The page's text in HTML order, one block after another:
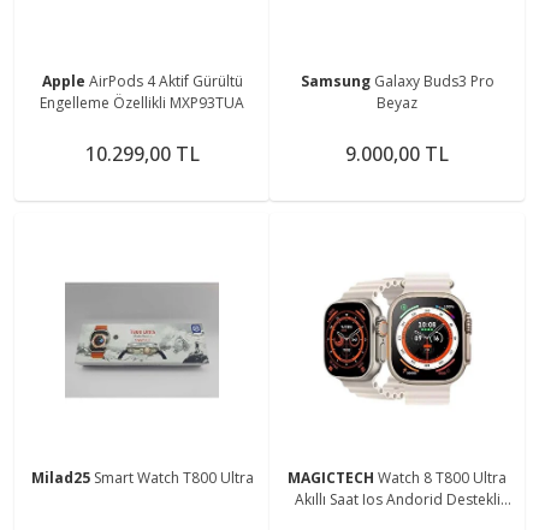
Apple AirPods 4 Aktif Gürültü
Engelleme Özellikli MXP93TUA
10.299,00 TL
Samsung Galaxy Buds3 Pro
Beyaz
9.000,00 TL
Milad25 Smart Watch T800 Ultra MAGICTECH Watch 8 T800 Ultra
Akıllı Saat Ios Andorid Destekli